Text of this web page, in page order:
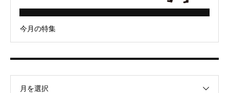
今月の特集
月を選択